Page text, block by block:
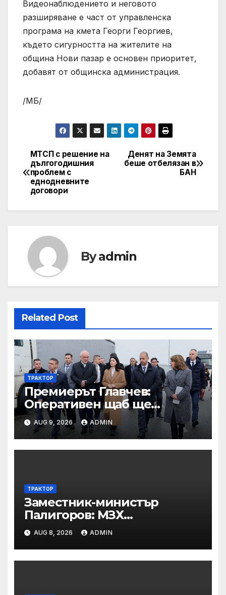
Видеонаблюдението и неговото
разширяване е част от управленска
програма на кмета Георги Георгиев,
където сигурността на жителите на
община Нови пазар е основен приоритет,
добавят от общинска администрация.
/МБ/
Post
navigation
Денят на Земята
беше отбелязан в
БАН
МТСП с решение на
дългогодишния
проблем с
еднодневните
договори
Byadmin
Related Post
ТРАКТОР
Премиерът Главчев:
Оперативен щаб ще
реорганизира структурите
по границата, за да сме
готови за Шенген
AUG 9, 2026 ADMIN
ТРАКТОР
Заместник-министър
Палигоров: МЗХ
предприема комплекс от
мерки за възстановяване на
горите от съхненето и на
полезащитните пояси в
AUG 8, 2026 ADMIN